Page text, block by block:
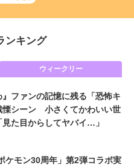
ンキング
ウィークリー
』ファンの記憶に残る「恐怖キ
慄シーン 小さくてかわいい世
た目からしてヤバイ…」
ケモン30周年」第2弾コラボ実